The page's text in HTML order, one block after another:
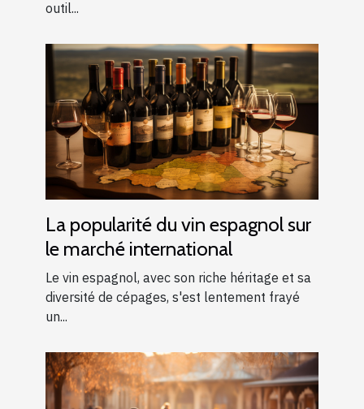
outil...
La popularité du vin espagnol sur
le marché international
Le vin espagnol, avec son riche héritage et sa
diversité de cépages, s'est lentement frayé
un...